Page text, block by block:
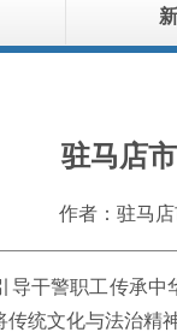
驻马店
作者：驻马
导干警职工传承
统文化与法治精